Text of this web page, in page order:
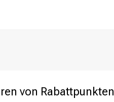
von Rabattpunkten